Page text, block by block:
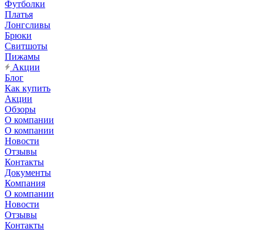
Футболки
Платья
Лонгсливы
Брюки
Свитшоты
Пижамы
Акции
Блог
Как купить
Акции
Обзоры
О компании
О компании
Новости
Отзывы
Контакты
Документы
Компания
О компании
Новости
Отзывы
Контакты